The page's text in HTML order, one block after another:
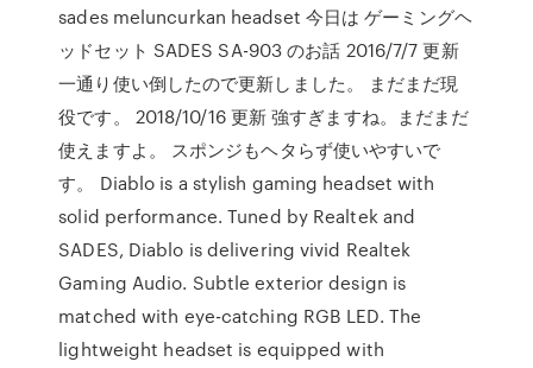
sades meluncurkan headset 今日は ゲーミングヘ
ッドセット SADES SA-903 のお話 2016/7/7 更新
一通り使い倒したので更新しました。 まだまだ現
役です。 2018/10/16 更新 強すぎますね。まだまだ
使えますよ。 スポンジもヘタらず使いやすいで
す。 Diablo is a stylish gaming headset with
solid performance. Tuned by Realtek and
SADES, Diablo is delivering vivid Realtek
Gaming Audio. Subtle exterior design is
matched with eye-catching RGB LED. The
lightweight headset is equipped with